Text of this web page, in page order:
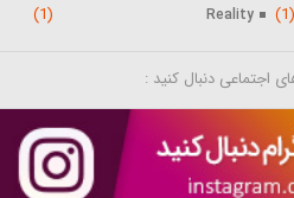
(1)
Reality
(1)
اجتماعی دنبال کنید :